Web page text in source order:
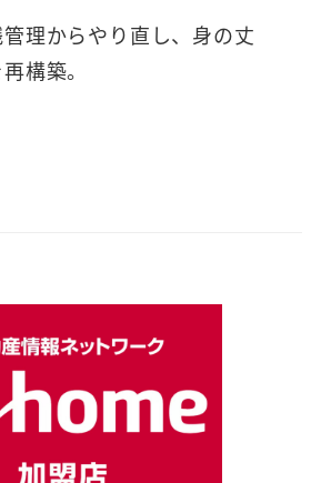
理からやり直し、身の丈
構築。